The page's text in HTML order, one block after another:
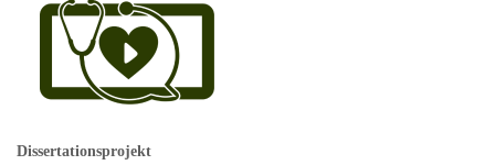
Dissertationsprojekt